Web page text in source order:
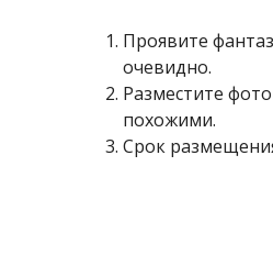
Проявите
очевидно.
Разместите
похожими.
Срок